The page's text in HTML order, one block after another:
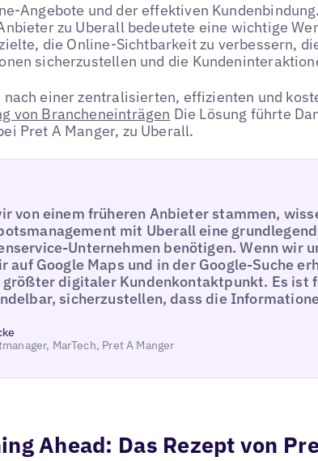
Angebote und der effektiven
zu Uberall bedeutete eine wichtige
die Online-Sichtbarkeit zu verbessern,
sicherzustellen und die
nach einer zentralisierten, effizienten und
von Brancheneinträgen Die Lösung führte
Pret A Manger, zu Uberall.
von einem früheren Anbieter stammen,
mit Uberall eine
Unternehmen benötigen. Wenn wir
auf Google Maps und in der Google-Suche
größter digitaler Kundenkontaktpunkt. Es ist
sicherzustellen, dass die
MarTech, Pret A Manger
Ahead: Das Rezept von